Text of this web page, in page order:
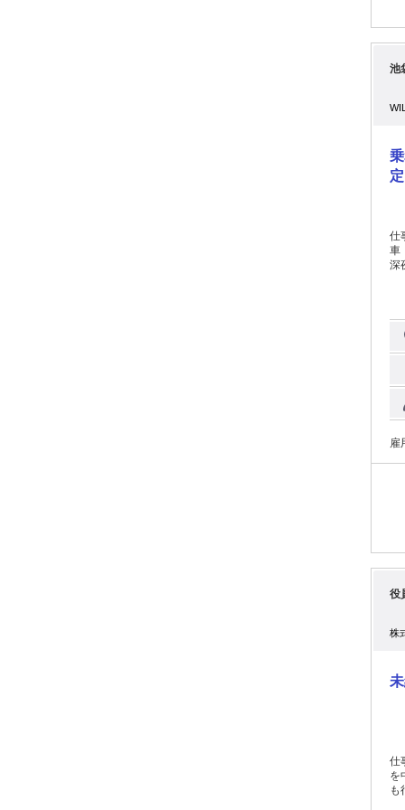
池
定
仕
車
深
速
裕のあ
態
り
仕事です。 妻が「
の
た。 当社が豊島区との協定に基づき 『
雇
役
株
仕
を
も